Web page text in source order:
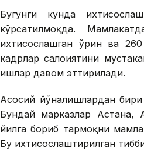
Бугунги кунда
кўрсатилмоқда.
ихтисослашган ўрин ва
кадрлар салоҳиятини
ишлар давом эттирилади.
Асосий йўналишлардан бири
Бундай марказлар Астана,
йилга бориб тармоқни
Бу ихтисослаштирилган